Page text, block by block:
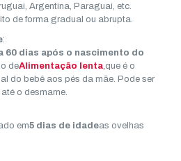
Argentina, Paraguai, etc.
de forma gradual ou abrupta.
:
60 dias após o nascimento do
deAlimentação lenta, que é o
do bebê aos pés da mãe. Pode ser
o desmame.
em5 dias de idadeas ovelhas